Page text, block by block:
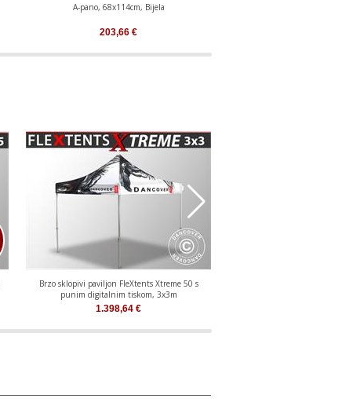
A-pano, 68x114cm, Bijela
203,66 €
Brzo sklopivi paviljon FleXtents Xtreme 50 s
punim digitalnim tiskom, 3x3m
1.398,64 €